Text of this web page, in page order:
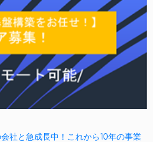
社と急成長中！これから10年の事業